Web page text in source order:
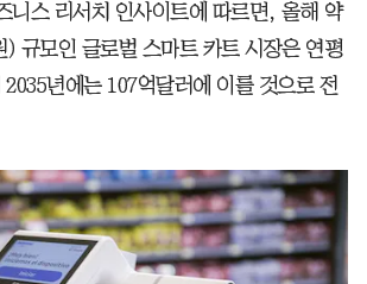
니스 리서치 인사이트에 따르면, 올해 약
) 규모인 글로벌 스마트 카트 시장은 연평
년에는 107억달러에 이를 것으로 전